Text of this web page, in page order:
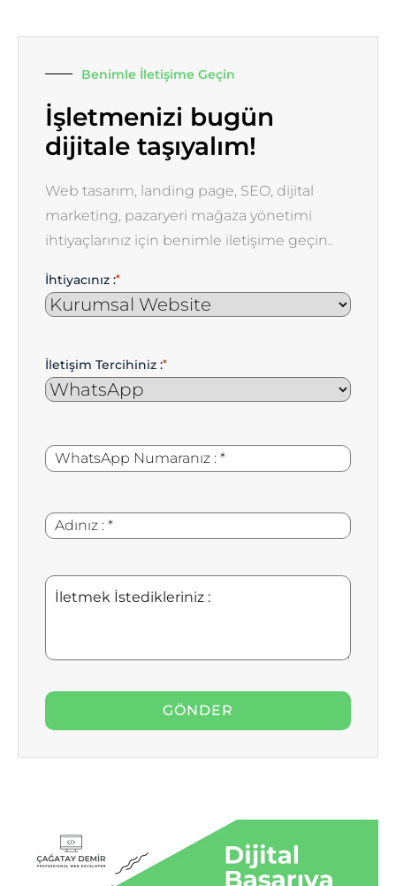
Benimle İletişime Geçin
İşletmenizi bugün
dijitale taşıyalım!
Web tasarım, landing page, SEO, dijital
marketing, pazaryeri mağaza yönetimi
ihtiyaçlarınız için benimle iletişime geçin..
İhtiyacınız :*
İletişim Tercihiniz :*
WhatsApp
Numaranız
*
Adınız
:
*
İletmek
İstedikleriniz